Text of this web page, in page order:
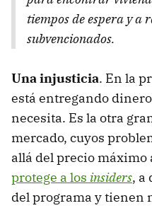
tiempos de espera y a
subvencionados.
Una injusticia. En la
está entregando
necesita. Es la otra
mercado, cuyos
allá del precio máximo
protege a los insiders, a
del programa y tienen